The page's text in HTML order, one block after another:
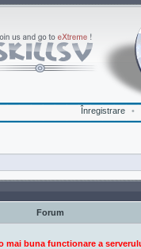
Înregistrare •
Forum
mai buna functionare a